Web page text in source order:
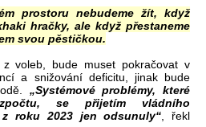
prostoru nebudeme žít, když
hračky, ale když přestaneme
svou pěstičkou.
voleb, bude muset pokračovat v
a snižování deficitu, jinak bude
„Systémové problémy, které
se přijetím vládního
roku 2023 jen odsunuly“ , řekl